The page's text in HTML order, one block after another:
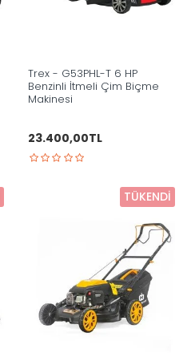
Trex - G53PHL-T 6 HP
Benzinli İtmeli Çim Biçme
Makinesi
23.400,00TL
TÜKENDI